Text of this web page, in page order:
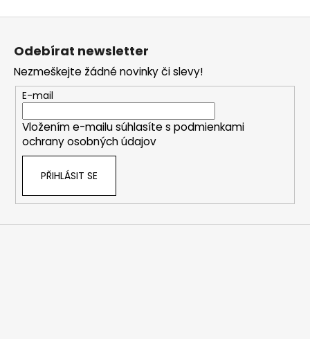
Z
Odebírat newsletter
Nezmeškejte žádné novinky či slevy!
E-mail
Vložením e-mailu súhlasíte s podmienkami
ochrany osobných údajov
PŘIHLÁSIT SE